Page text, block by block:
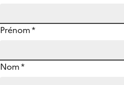
Prénom*
Nom*